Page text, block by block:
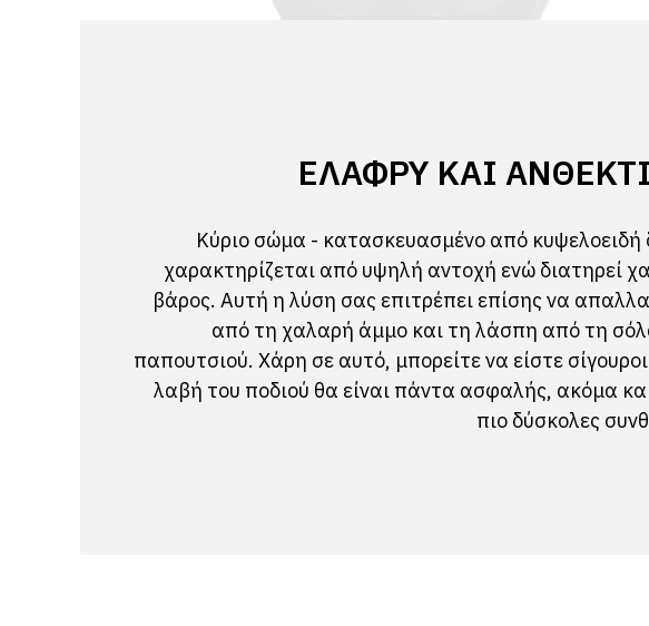
ΕΛΑΦΡΎ ΚΑΙ
Κύριο σώμα - κατασκευασμένο από κυψελοειδή
χαρακτηρίζεται από υψηλή αντοχή ενώ διατηρεί
βάρος. Αυτή η λύση σας επιτρέπει επίσης να
από τη χαλαρή άμμο και τη λάσπη από τη
παπουτσιού. Χάρη σε αυτό, μπορείτε να είστε σίγουροι
λαβή του ποδιού θα είναι πάντα ασφαλής, ακόμα
πιο δύσκολες